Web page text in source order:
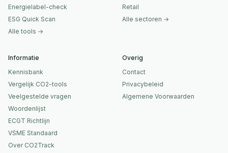
Energielabel-check
ESG Quick Scan
Alle tools →
Retail
Alle sectoren →
Informatie
Kennisbank
Vergelijk CO2-tools
Veelgestelde vragen
Woordenlijst
ECGT Richtlijn
VSME Standaard
Over CO2Track
Overig
Contact
Privacybeleid
Algemene Voorwaarden